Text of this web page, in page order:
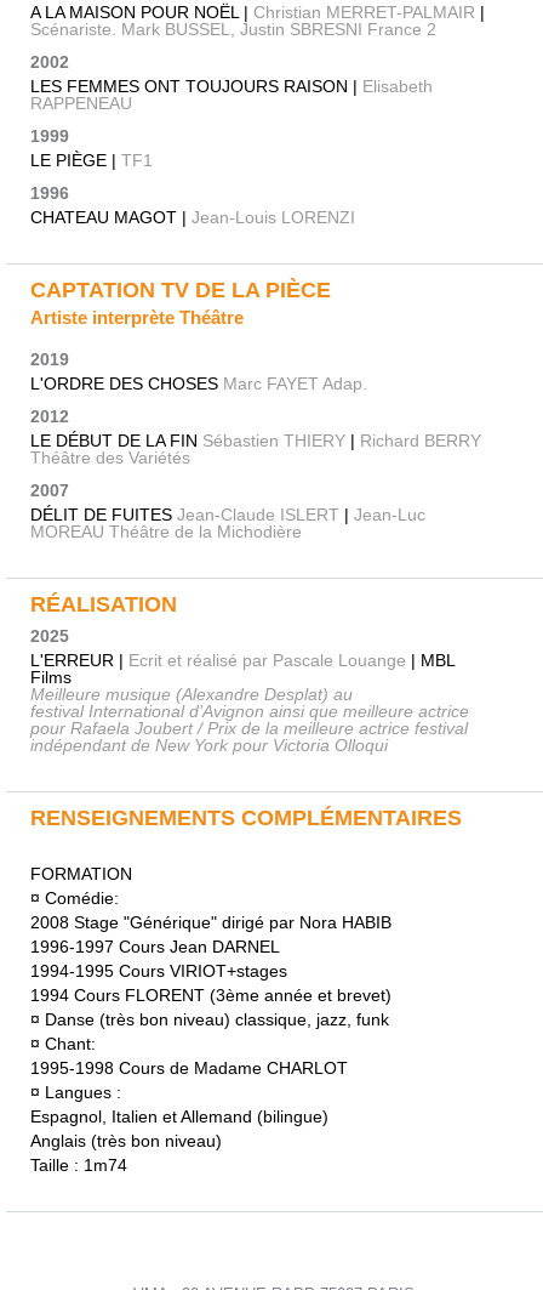
A LA MAISON POUR NOËL | Christian MERRET-PALMAIR |
Scénariste. Mark BUSSEL, Justin SBRESNI France 2
2002
LES FEMMES ONT TOUJOURS RAISON | Elisabeth
RAPPENEAU
1999
LE PIÈGE | TF1
1996
CHATEAU MAGOT | Jean-Louis LORENZI
CAPTATION TV DE LA PIÈCE
Artiste interprète Théâtre
2019
L'ORDRE DES CHOSES Marc FAYET Adap.
2012
LE DÉBUT DE LA FIN Sébastien THIERY | Richard BERRY
Théâtre des Variétés
2007
DÉLIT DE FUITES Jean-Claude ISLERT | Jean-Luc
MOREAU Théâtre de la Michodière
RÉALISATION
2025
L'ERREUR | Ecrit et réalisé par Pascale Louange | MBL
Films
Meilleure musique (Alexandre Desplat) au
festival International d’Avignon ainsi que meilleure actrice
pour Rafaela Joubert / Prix de la meilleure actrice festival
indépendant de New York pour Victoria Olloqui
RENSEIGNEMENTS COMPLÉMENTAIRES
FORMATION
¤ Comédie:
2008 Stage "Générique" dirigé par Nora HABIB
1996-1997 Cours Jean DARNEL
1994-1995 Cours VIRIOT+stages
1994 Cours FLORENT (3ème année et brevet)
¤ Danse (très bon niveau) classique, jazz, funk
¤ Chant:
1995-1998 Cours de Madame CHARLOT
¤ Langues :
Espagnol, Italien et Allemand (bilingue)
Anglais (très bon niveau)
Taille : 1m74